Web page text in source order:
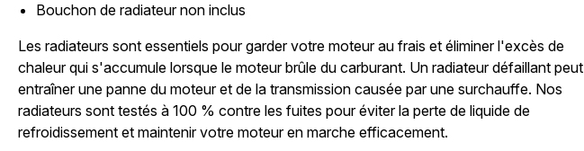
Bouchon de radiateur non inclus
Les radiateurs sont essentiels pour garder votre moteur au frais et éliminer l'excès de
chaleur qui s'accumule lorsque le moteur brûle du carburant. Un radiateur défaillant peut
entraîner une panne du moteur et de la transmission causée par une surchauffe. Nos
radiateurs sont testés à 100 % contre les fuites pour éviter la perte de liquide de
refroidissement et maintenir votre moteur en marche efficacement.